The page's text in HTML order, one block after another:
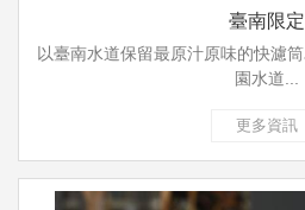
臺南限定
以臺南水道保留最原汁原味的快濾
園水道...
更多資訊